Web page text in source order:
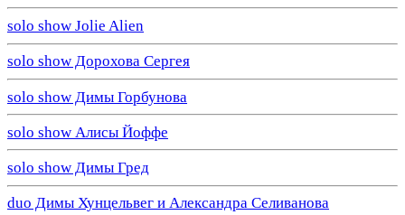
solo show Jolie Alien
solo show Дорохова Сергея
solo show Димы Горбунова
solo show Алисы Йоффе
solo show Димы Гред
duo Димы Хунцельвег и Александра Селиванова